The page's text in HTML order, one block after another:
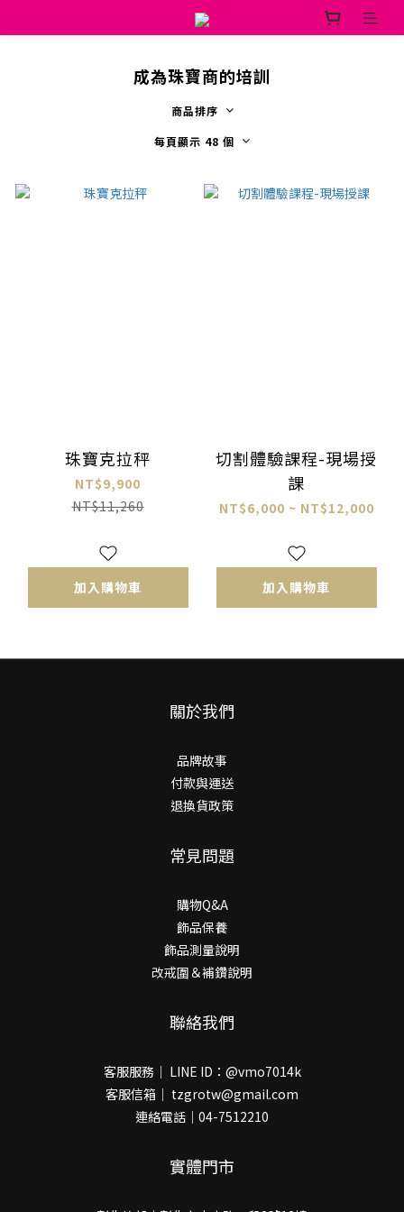
成為珠寶商的培訓
商品排序
每頁顯示 48 個
珠寶克拉秤
NT$9,900
NT$11,260
加入購物車
切割體驗課程-現場授
課
NT$6,000 ~ NT$12,000
加入購物車
關於我們
品牌故事
付款與運送
退換貨政策
常見問題
購物Q&A
飾品保養
飾品測量說明
改戒圍＆補鑽說明
聯絡我們
客服服務｜ LINE ID：@vmo7014k
客服信箱｜ tzgrotw@gmail.com
連絡電話｜04-7512210
實體門市